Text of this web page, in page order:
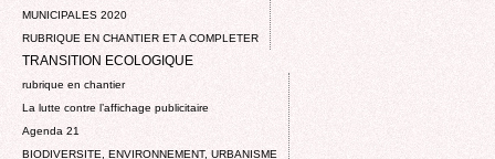
MUNICIPALES 2020
RUBRIQUE EN CHANTIER ET A COMPLETER
TRANSITION ECOLOGIQUE
rubrique en chantier
La lutte contre l’affichage publicitaire
Agenda 21
BIODIVERSITE, ENVIRONNEMENT, URBANISME